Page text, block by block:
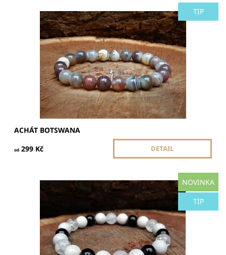
TIP
Achát Botswana přináší klid a stabilitu. Pomáhá překonat
stres, podporuje vnitřní harmonii a chrání před
negativními vlivy.
Dostupnost:
Skladem
ACHÁT BOTSWANA
od 299 Kč DETAIL
NOVINKA
TIP
Velikost korálků je 8 mm a celková velikost náramku je 17-
18 cm. Korálky jsou navlečeny na dvojité gumičce.
Náramek je pružný, díky gumičce má univerzální velikost.
Skladem